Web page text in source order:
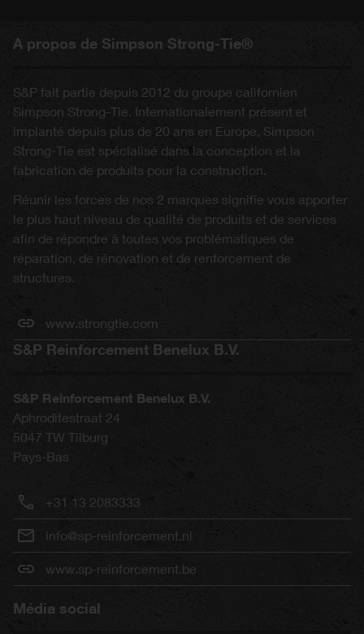
A propos de Simpson Strong-Tie®
S&P fait partie depuis 2012 du groupe californien
Simpson Strong-Tie. Internationalement présent et
implanté depuis plus de 20 ans en Europe, Simpson
Strong-Tie est spécialisé dans la conception et la
fabrication de produits pour la construction.
Réunir les forces de nos 2 marques signifie vous apporter
le plus haut niveau de qualité de produits et de services
afin de répondre à toutes vos problématiques de
réparation, de rénovation et de renforcement de
structures.
www.strongtie.com
S&P Reinforcement Benelux B.V.
S&P Reinforcement Benelux B.V.
Aphroditestraat 24
5047 TW Tilburg
Pays-Bas
+31 13 2083333
info@sp-reinforcement.nl
www.sp-reinforcement.be
Média social